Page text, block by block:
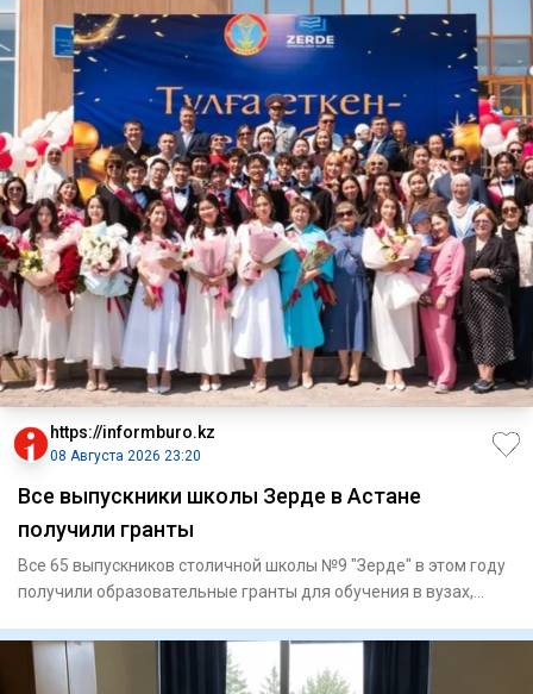
https://informburo.kz
08 Августа 2026 23:20
Все выпускники школы Зерде в Астане
получили гранты
Все 65 выпускников столичной школы №9 "Зерде" в этом году
получили образовательные гранты для обучения в вузах,